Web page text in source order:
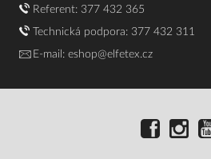
Referent: 377 432 365
Technická podpora: 377 432 311
E-mail: eshop@elfetex.cz